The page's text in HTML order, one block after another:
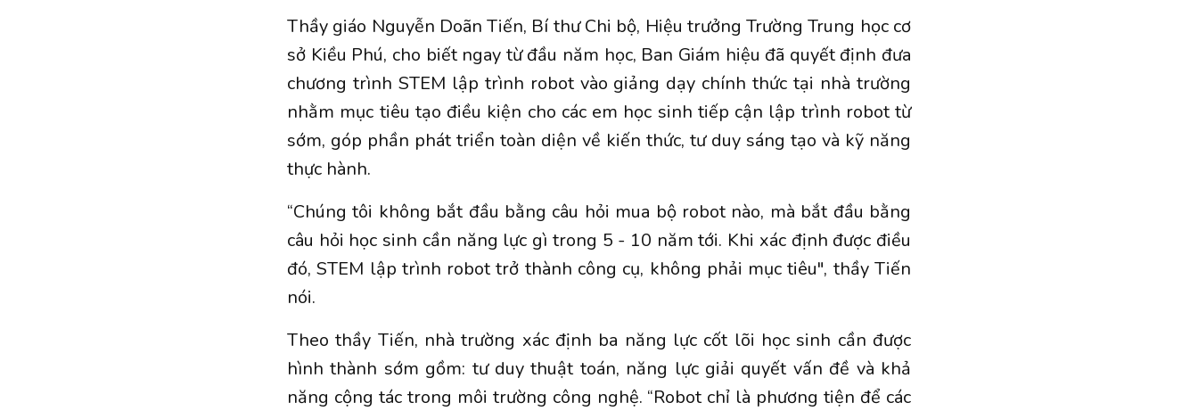
Thầy giáo Nguyễn Doãn Tiến, Bí thư Chi bộ, Hiệu trưởng Trường Trung học cơ
sở Kiều Phú, cho biết ngay từ đầu năm học, Ban Giám hiệu đã quyết định đưa
chương trình STEM lập trình robot vào giảng dạy chính thức tại nhà trường
nhằm mục tiêu tạo điều kiện cho các em học sinh tiếp cận lập trình robot từ
sớm, góp phần phát triển toàn diện về kiến thức, tư duy sáng tạo và kỹ năng
thực hành.
“Chúng tôi không bắt đầu bằng câu hỏi mua bộ robot nào, mà bắt đầu bằng
câu hỏi học sinh cần năng lực gì trong 5 - 10 năm tới. Khi xác định được điều
đó, STEM lập trình robot trở thành công cụ, không phải mục tiêu", thầy Tiến
nói.
Theo thầy Tiến, nhà trường xác định ba năng lực cốt lõi học sinh cần được
hình thành sớm gồm: tư duy thuật toán, năng lực giải quyết vấn đề và khả
năng cộng tác trong môi trường công nghệ. “Robot chỉ là phương tiện để các